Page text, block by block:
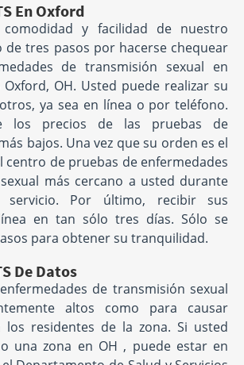
En Oxford
y facilidad de nuestro
de tres pasos por hacerse chequear
de transmisión sexual en
Oxford, OH. Usted puede realizar su
ya sea en línea o por teléfono.
los precios de las pruebas de
bajos. Una vez que su orden es el
centro de pruebas de enfermedades
más cercano a usted durante
Por último, recibir sus
en tan sólo tres días. Sólo se
para obtener su tranquilidad.
De Datos
de transmisión sexual
altos como para causar
los residentes de la zona. Si usted
una zona en OH , puede estar en